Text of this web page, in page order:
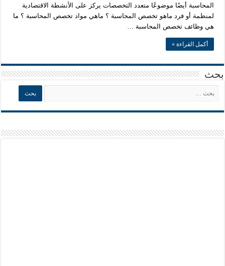
المحاسبة أيضًا موضوعًا متعدد التخصصات يركز على الأنشطة الاقتصادية
لمنظمة أو فرد ماهو تخصص المحاسبة ؟ ماهي مواد تخصص المحاسبة ؟ ما
هي وظائف تخصص المحاسبة …
أكمل القراءة »
بحث